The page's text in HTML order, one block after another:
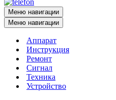
Меню навигации
Меню навигации
Аппарат
Инструкция
Ремонт
Сигнал
Техника
Устройство